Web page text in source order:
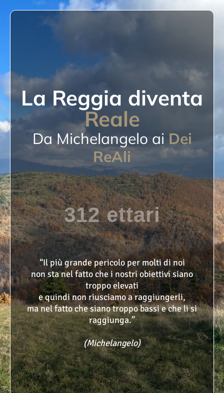
La Reggia diventa
Reale
Da Michelangelo ai Dei
ReAli
312 ettari
“Il più grande pericolo per molti di noi
non sta nel fatto che i nostri obiettivi siano
troppo elevati
e quindi non riusciamo a raggiungerli,
ma nel fatto che siano troppo bassi e che li si
raggiunga.”
(Michelangelo)